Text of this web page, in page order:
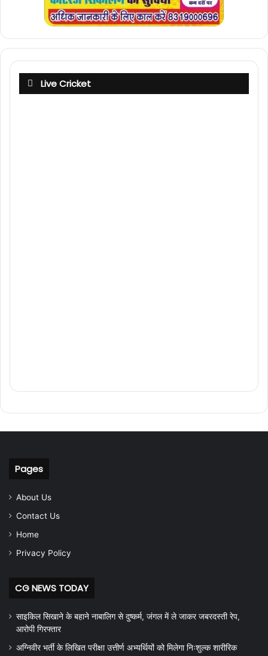
Live Cricket
Pages
About Us
Contact Us
Home
Privacy Policy
CG NEWS TODAY
साइकिल सिखाने के बहाने नाबालिग से दुष्कर्म, जंगल में ले जाकर जबरदस्ती रेप,
आरोपी गिरफ्तार
अग्निवीर भर्ती के लिखित परीक्षा उत्तीर्ण अभ्यर्थियों को मिलेगा निःशुल्क शारीरिक